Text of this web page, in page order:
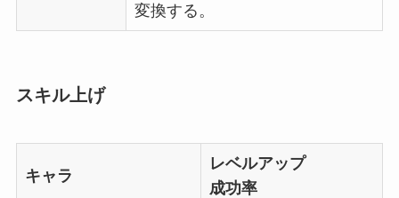
変換する。
スキル上げ
キャラ
レベルアップ
成功率